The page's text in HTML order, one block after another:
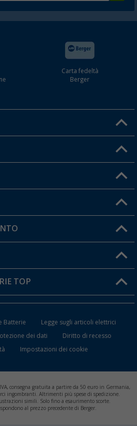
Carta fedeltà
Berger
TOP
Batterie
Legge sugli articoli elettrici
dei dati
Diritto di recesso
Impostazioni dei cookie
consegna gratuita a partire da 50 euro in Germania,
ingombranti. Altrimenti più spese di spedizione.
simili. Solo fino a esaurimento scorte.
al prezzo precedente di Berger.